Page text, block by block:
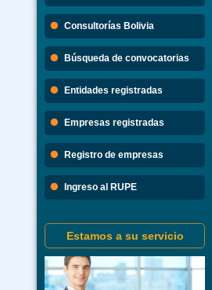
Consultorías Bolivia
Búsqueda de convocatorias
Entidades registradas
Empresas registradas
Registro de empresas
Ingreso al RUPE
Estamos a su servicio